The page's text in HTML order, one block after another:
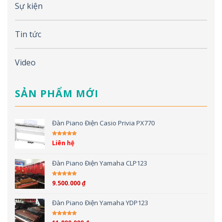
Sự kiện
Tin tức
Video
SẢN PHẨM MỚI
Đàn Piano Điện Casio Privia PX770
Được xếp hạng
Liên hệ
Đàn Piano Điện Yamaha CLP123
Được xếp hạng
9.500.000₫
Đàn Piano Điện Yamaha YDP123